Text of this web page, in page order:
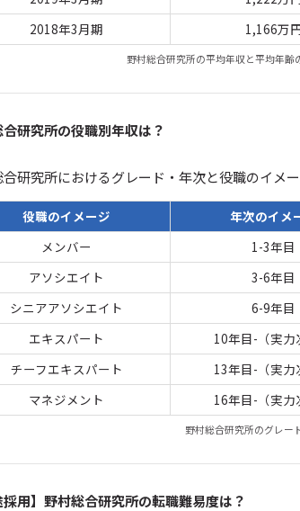
2018年3月期
1,166万
野村総合研究所の平均年収と平均年齢
研究所の役職別年収は？
研究所におけるグレード・年次と役職のイメ
役職のイメージ 年次のイメ
メンバー
1-3年目
アソシエイト
3-6年目
シニアアソシエイト
6-9年目
エキスパート
10年目-（実力
チーフエキスパート
13年目-（実力
マネジメント
16年目-（実力
野村総合研究所のグレー
採用】野村総合研究所の転職難易度は？